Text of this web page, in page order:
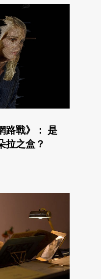
路戰》： 是
拉之盒？